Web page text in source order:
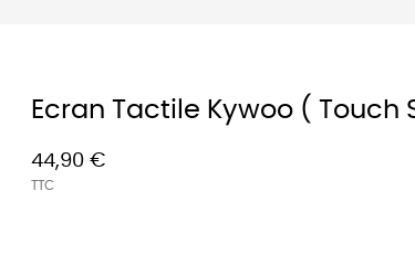
Ecran Tactile Kywoo ( Touch
44,90 €
TTC